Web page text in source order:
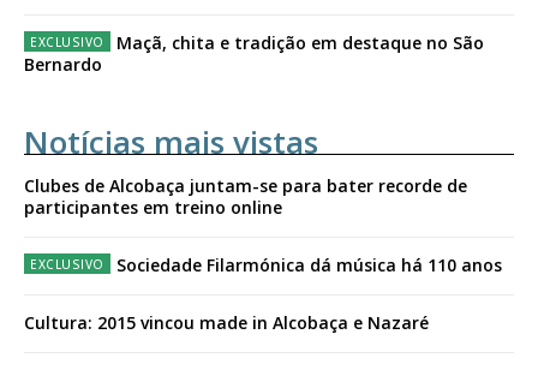
Maçã, chita e tradição em destaque no São
Bernardo
Notícias mais vistas
Clubes de Alcobaça juntam-se para bater recorde de
participantes em treino online
Sociedade Filarmónica dá música há 110 anos
Cultura: 2015 vincou made in Alcobaça e Nazaré